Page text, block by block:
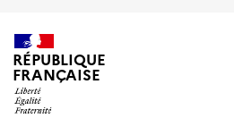
RÉPUBLIQUE
FRANÇAISE